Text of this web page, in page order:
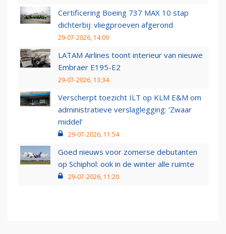
Certificering Boeing 737 MAX 10 stap
dichterbij: vliegproeven afgerond
29-07-2026, 14:09
LATAM Airlines toont interieur van nieuwe
Embraer E195-E2
29-07-2026, 13:34
Verscherpt toezicht ILT op KLM E&M om
administratieve verslaglegging: ‘Zwaar
middel’
29-07-2026, 11:54
Goed nieuws voor zomerse debutanten
op Schiphol: ook in de winter alle ruimte
29-07-2026, 11:20